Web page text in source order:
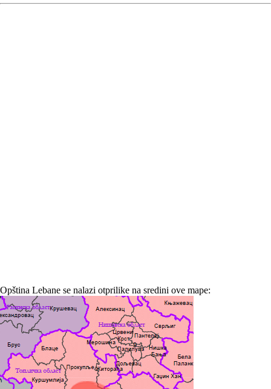
Opština Lebane se nalazi otprilike na sredini ove mape: